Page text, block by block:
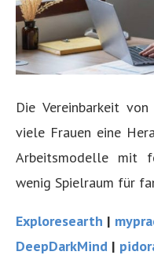
Die Vereinbarkeit
viele Frauen eine
Arbeitsmodelle mit
wenig Spielraum für
Exploresearth |
DeepDarkMind |